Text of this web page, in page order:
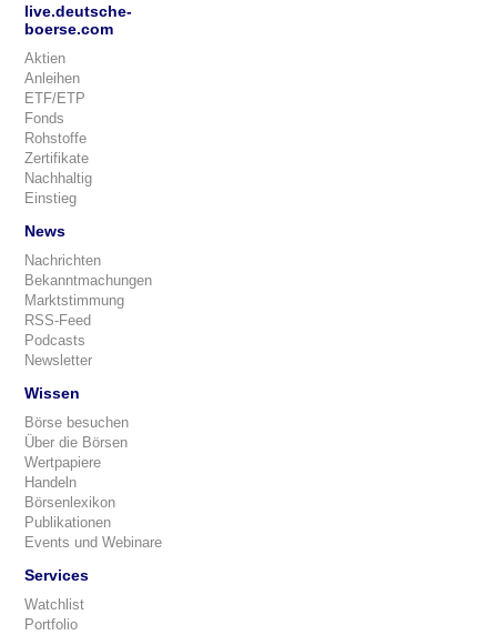
live.deutsche-
boerse.com
Aktien
Anleihen
ETF/ETP
Fonds
Rohstoffe
Zertifikate
Nachhaltig
Einstieg
News
Nachrichten
Bekanntmachungen
Marktstimmung
RSS-Feed
Podcasts
Newsletter
Wissen
Börse besuchen
Über die Börsen
Wertpapiere
Handeln
Börsenlexikon
Publikationen
Events und Webinare
Services
Watchlist
Portfolio